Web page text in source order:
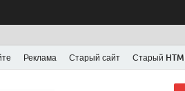
Реклама Старый сайт Старый